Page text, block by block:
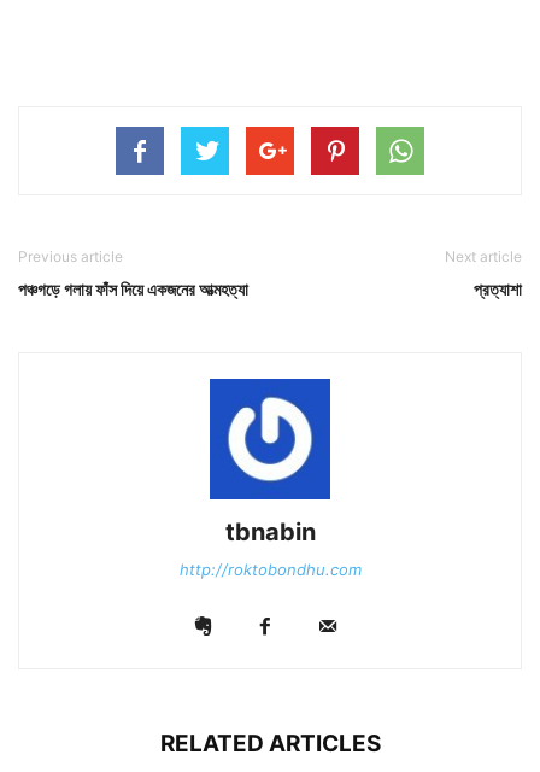
Previous article
পঞ্চগড়ে গলায় ফাঁস দিয়ে একজনের আত্মহত্যা
Next article
প্রত্যাশা
tbnabin
http://roktobondhu.com
RELATED ARTICLES